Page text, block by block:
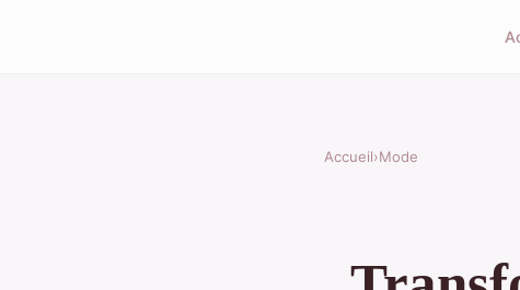
Accueil›Mode